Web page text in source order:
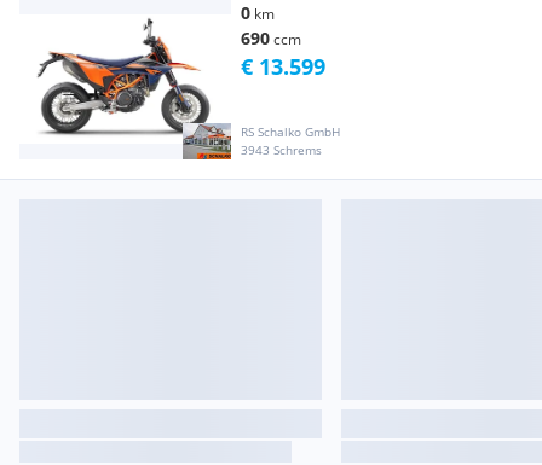
0 km
690ccm
RS Schalko GmbH
3943 Schrems
€ 13.599